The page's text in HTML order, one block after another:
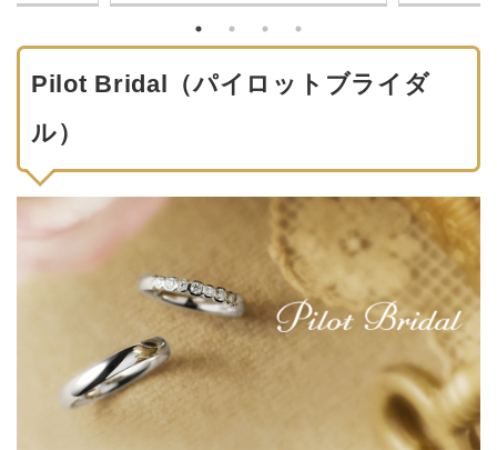
Pilot Bridal（パイロットブライダ
ル）